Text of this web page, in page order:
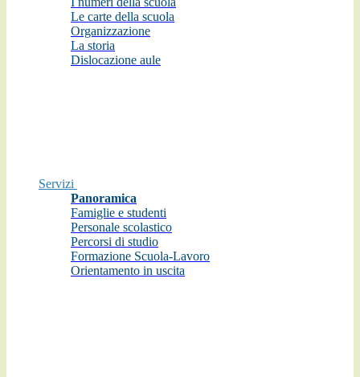
Le carte della scuola
Organizzazione
La storia
Dislocazione aule
Servizi
Panoramica
Famiglie e studenti
Personale scolastico
Percorsi di studio
Formazione Scuola-Lavoro
Orientamento in uscita